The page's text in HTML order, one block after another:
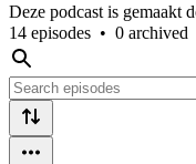
Deze podcast is gemaakt
14 episodes • 0 archived